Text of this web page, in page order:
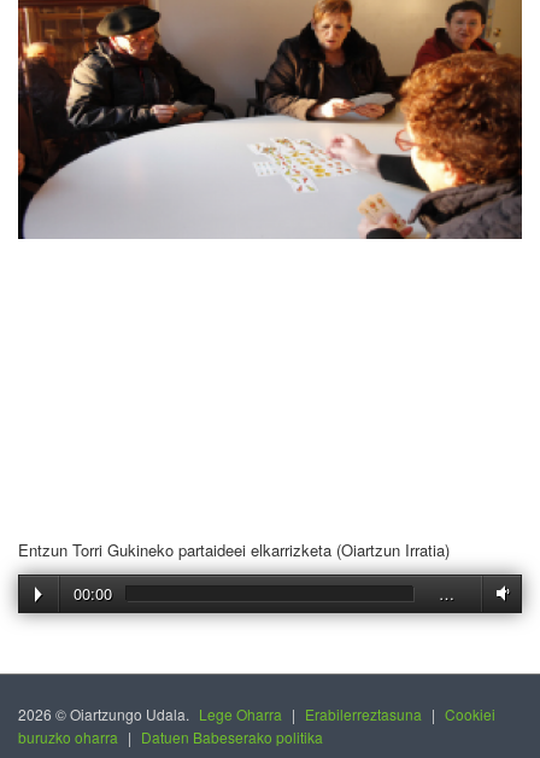
Entzun Torri Gukineko partaideei elkarrizketa (Oiartzun Irratia)
00:00
…
2026 © Oiartzungo Udala. Lege Oharra | Erabilerreztasuna | Cookiei
buruzko oharra | Datuen Babeserako politika